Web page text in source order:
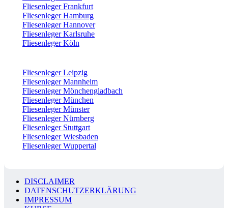
Fliesenleger Frankfurt
Fliesenleger Hamburg
Fliesenleger Hannover
Fliesenleger Karlsruhe
Fliesenleger Köln
Fliesenleger Leipzig
Fliesenleger Mannheim
Fliesenleger Mönchengladbach
Fliesenleger München
Fliesenleger Münster
Fliesenleger Nürnberg
Fliesenleger Stuttgart
Fliesenleger Wiesbaden
Fliesenleger Wuppertal
DISCLAIMER
DATENSCHUTZERKLÄRUNG
IMPRESSUM